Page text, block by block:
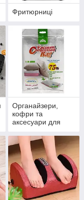
Фритюрниці
Органайзери,
кофри та
аксесуари для